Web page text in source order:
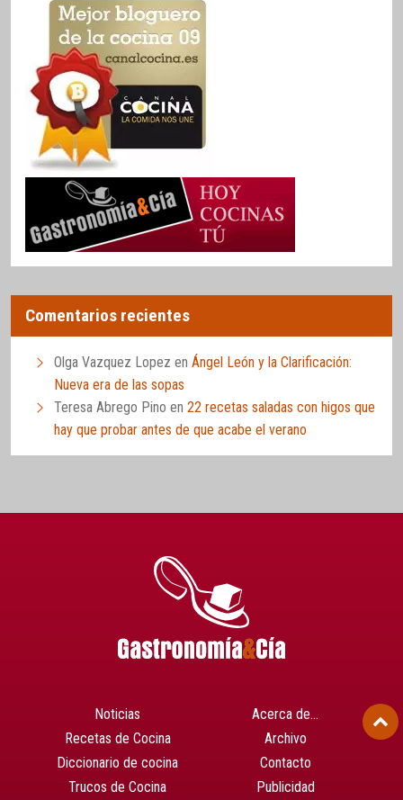
Comentarios recientes
Olga Vazquez Lopez en Ángel León y la Clarificación:
Nueva era de las sopas
Teresa Abrego Pino en 22 recetas saladas con higos que
hay que probar antes de que acabe el verano
Noticias
Recetas de Cocina
Diccionario de cocina
Trucos de Cocina
Acerca de…
Archivo
Contacto
Publicidad